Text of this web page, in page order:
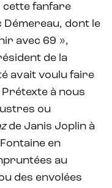
cette fanfare
dont le
avec 69 »,
de la
avait voulu faire
à nous
ou
de Janis Joplin à
en
au
des envolées